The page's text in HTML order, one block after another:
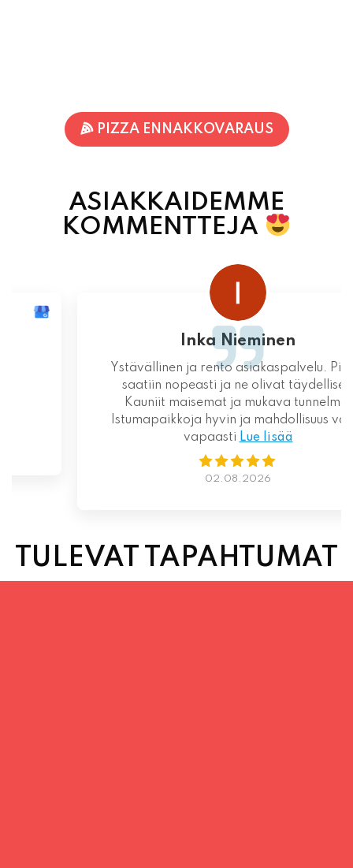
PIZZA ENNAKKOVARAUS
ASIAKKAIDEMME
KOMMENTTEJA
Inka Nieminen
Ystävällinen ja rento asiakaspalvelu. Pizzat
saatiin nopeasti ja ne olivat täydelliset!
Kauniit maisemat ja mukava tunnelma.
Istumapaikkoja hyvin ja mahdollisuus valita
Lue lisää
02.08.2026
TULEVAT TAPAHTUMAT